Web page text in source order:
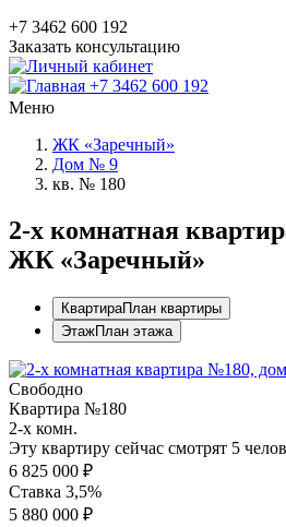
+7 3462 600 192
Заказать консультацию
+7 3462 600 192
Меню
ЖК «Заречный»
Дом № 9
кв. № 180
2-x комнатная
ЖК «Заречный»
КвартираПлан квартиры
ЭтажПлан этажа
Свободно
Квартира №180
2-х комн.
Эту квартиру сейчас смотрят 5
6 825 000 ₽
Ставка 3,5%
5 880 000 ₽